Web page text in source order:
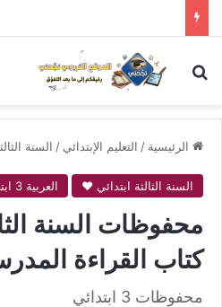
بحث عن
الرئيسية / التعليم الإبتدائي / السنة
السنة الثالثة ابتدائي ❤ العربية 3 ابتدائي
محفوظات السنة
كتاب القراءة
محفوظات 3 ابتدائي